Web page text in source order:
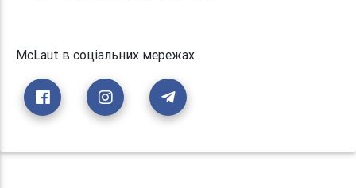
McLaut в соціальних мережах